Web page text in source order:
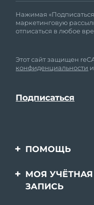
Нажимая
маркетинговую
отписаться в любое
Этот сайт защищен
конфиденциальности
ПОМОЩЬ
Свяжитесь с нами
Заказ и доставка
МОЯ УЧЁТНАЯ
ЗАПИСЬ